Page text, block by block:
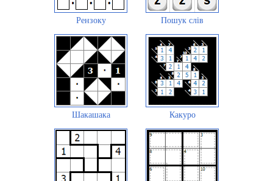
Рензоку Пошук слів
Шакашака Какуро